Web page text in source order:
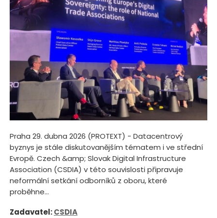
Praha 29. dubna 2026 (PROTEXT) - Datacentrový
byznys je stále diskutovanějším tématem i ve střední
Evropě. Czech &amp; Slovak Digital Infrastructure
Association (CSDIA) v této souvislosti připravuje
neformální setkání odborníků z oboru, které
proběhne...
Zadavatel:CSDIA